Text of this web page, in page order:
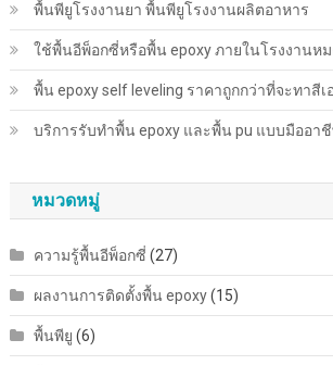
พื้นพียู​โรงงานยา พื้นพียู​โรงงานผลิตอาหาร
ใช้พื้นอีพ็อกซี่หรือพื้น epoxy ภายในโรงงานห
พื้น epoxy self leveling ราคาถูกกว่าที่จะทาสีเ
บริการรับทำพื้น epoxy และพื้น pu แบบมืออา
หมวดหมู่
ความรู้พื้นอีพ็อกซี่ (27)
ผลงานการติดตั้งพื้น epoxy(15)
พื้นพียู (6)